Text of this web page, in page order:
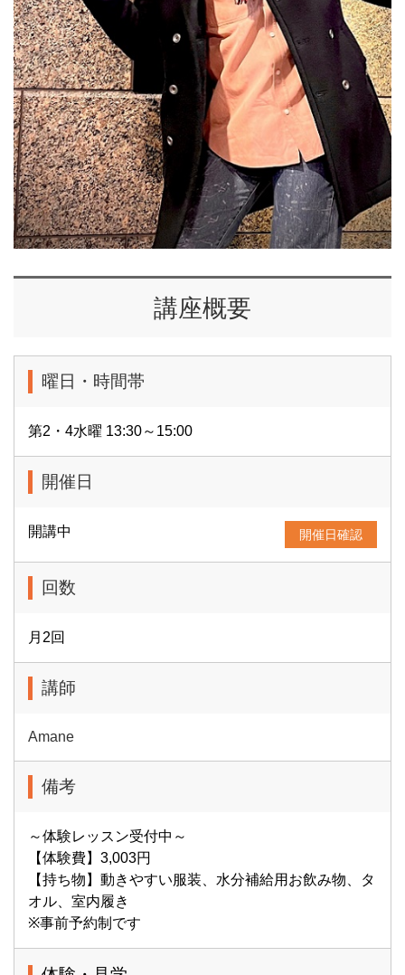
講座概要
曜日・時間帯
第2・4水曜 13:30～15:00
開催日
開講中 開催日確認
回数
月2回
講師
Amane
備考
～体験レッスン受付中～
【体験費】3,003円
【持ち物】動きやすい服装、水分補給用お飲み物、タ
オル、室内履き
※事前予約制です